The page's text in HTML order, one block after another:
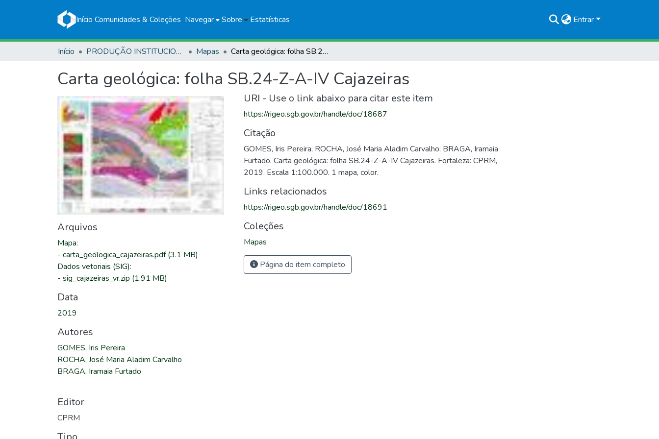
Início Comunidades & Coleções Navegar Sobre Estatísticas Entrar
Início PRODUÇÃO INSTITUCIONAL Mapas Carta geológica: folha SB.24-Z-A-IV Cajazeiras
Carta geológica: folha SB.24-Z-A-IV Cajazeiras
Arquivos
Mapa:
- carta_geologica_cajazeiras.pdf(3.1 MB)
Dados vetoriais (SIG):
- sig_cajazeiras_vr.zip (1.91 MB)
Data
2019
Autores
GOMES, Iris Pereira
ROCHA, José Maria Aladim Carvalho
BRAGA, Iramaia Furtado
Editor
CPRM
URI - Use o link abaixo para citar este item
https://rigeo.sgb.gov.br/handle/doc/18687
Citação
GOMES, Iris Pereira; ROCHA, José Maria Aladim Carvalho; BRAGA, Iramaia
Furtado. Carta geológica: folha SB.24-Z-A-IV Cajazeiras. Fortaleza: CPRM,
2019. Escala 1:100.000. 1 mapa, color.
Links relacionados
https://rigeo.sgb.gov.br/handle/doc/18691
Coleções
Mapas
Página do item completo